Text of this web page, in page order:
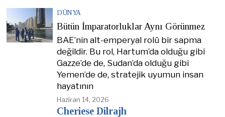
DÜNYA
Bütün İmparatorluklar Aynı Görünmez
BAE’nin alt-emperyal rolü bir sapma
değildir. Bu rol, Hartum’da olduğu gibi
Gazze’de de, Sudan’da olduğu gibi
Yemen’de de, stratejik uyumun insan
hayatının
Haziran 14, 2026
Cheriese Dilrajh